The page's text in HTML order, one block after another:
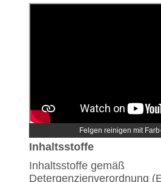
Felgen reinigen mit
Inhaltsstoffe
Inhaltsstoffe gemäß
Detergenzienverordnung